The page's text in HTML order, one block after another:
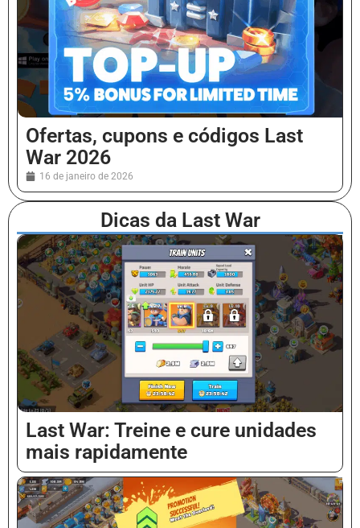
Ofertas, cupons e códigos Last
War 2026
16 de janeiro de 2026
Dicas da Last War
Last War: Treine e cure unidades
mais rapidamente